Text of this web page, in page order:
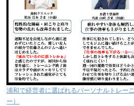
浦和で経営者に選ばれるパーソナルトレー
ー）